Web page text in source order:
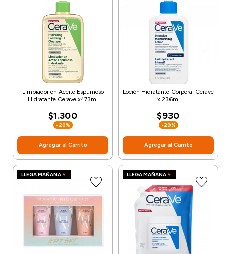
Limpiador en Aceite Espumoso
Hidratante Cerave x473ml
$1.300
-20%
Agregar al Carrito
Loción Hidratante Corporal Cerave
x 236ml
$930
-20%
Agregar al Carrito
LLEGA MAÑANA LLEGA MAÑANA